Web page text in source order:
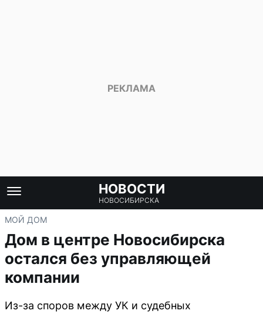
НОВОСТИ
НОВОСИБИРСКА
МОЙ ДОМ
Дом в центре Новосибирска
остался без управляющей
компании
Из-за споров между УК и судебных